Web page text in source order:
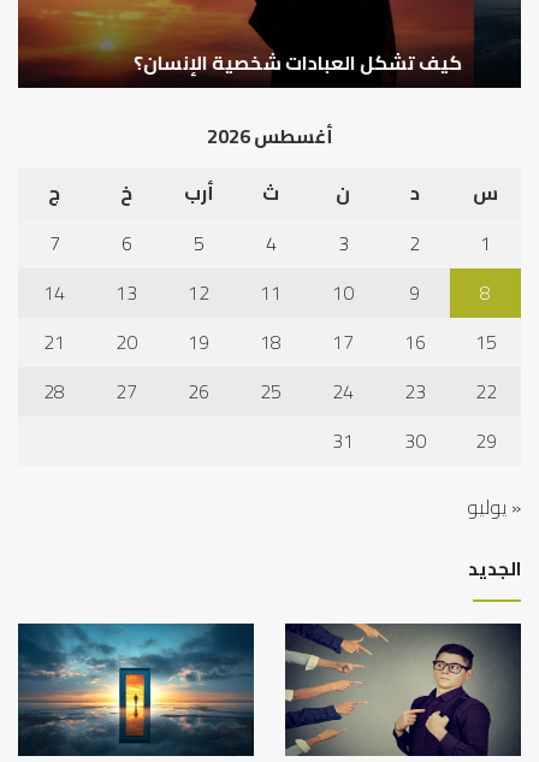
كيف تشكل العبادات شخصية الإنسان؟
أغسطس 2026
س
د ن ث أرب خ
ج
1
2
3
4
5
6
7
8
9
10
11
12
13
14
15
16
17
18
19
20
21
22
23
24
25
26
27
28
29
30
31
« يوليو
الجديد